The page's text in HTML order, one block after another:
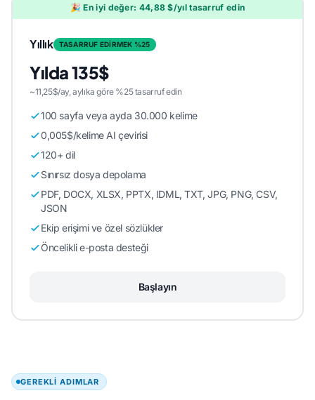
🎉 En iyi değer: 44,88 $/yıl tasarruf edin
Yıllık TASARRUF EDİRMEK %25
Yılda 135$
~11,25$/ay, aylıka göre %25 tasarruf edin
100 sayfa veya ayda 30.000 kelime
0,005$/kelime AI çevirisi
120+ dil
Sınırsız dosya depolama
PDF, DOCX, XLSX, PPTX, IDML, TXT, JPG, PNG, CSV,
JSON
Ekip erişimi ve özel sözlükler
Öncelikli e-posta desteği
Başlayın
GEREKLI ADIMLAR